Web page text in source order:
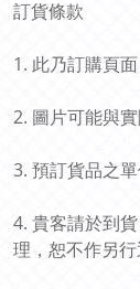
訂貨條款
1. 此乃訂購頁
2. 圖片可能與
3. 預訂貨品之
4. 貴客請於到
理，恕不作另行